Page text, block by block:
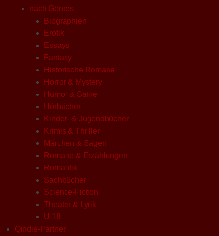
nach Genres
Biographien
Erotik
Essays
Fantasy
Historische Romane
Horror & Mystery
Humor & Satire
Hörbücher
Kinder- & Jugendbücher
Krimis & Thriller
Märchen & Sagen
Romane & Erzählungen
Romantik
Sachbücher
Science-Fiction
Theater & Lyrik
U 18
Qindie-Partner